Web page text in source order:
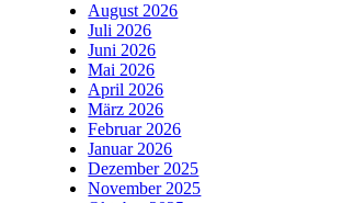
August 2026
Juli 2026
Juni 2026
Mai 2026
April 2026
März 2026
Februar 2026
Januar 2026
Dezember 2025
November 2025